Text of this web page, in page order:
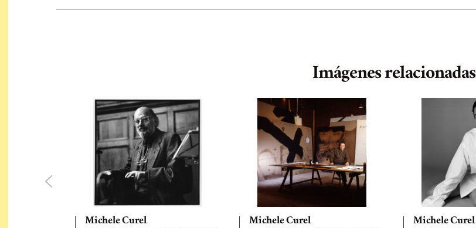
Imágenes relacionadas
Michele Curel
Michele Curel
Michele Curel